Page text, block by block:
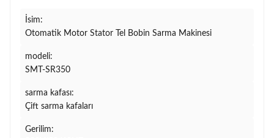
İsim:
Otomatik Motor Stator Tel Bobin Sarma Makinesi
modeli:
SMT-SR350
sarma kafası:
Çift sarma kafaları
Gerilim: